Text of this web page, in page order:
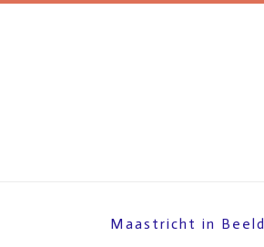
Maastricht in Beeld